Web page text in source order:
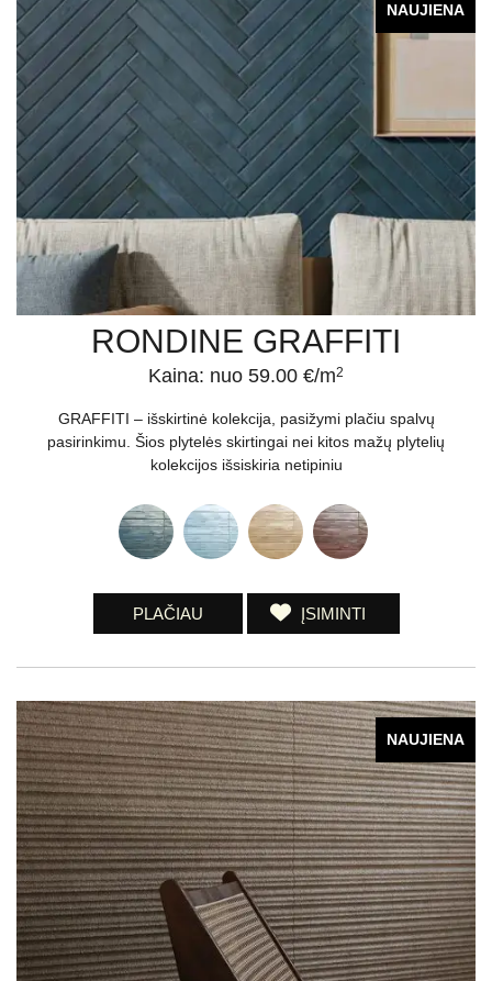
NAUJIENA
RONDINE GRAFFITI
Kaina: nuo 59.00 €/m2
GRAFFITI – išskirtinė kolekcija, pasižymi plačiu spalvų
pasirinkimu. Šios plytelės skirtingai nei kitos mažų plytelių
kolekcijos išsiskiria netipiniu
PLAČIAU ĮSIMINTI
NAUJIENA